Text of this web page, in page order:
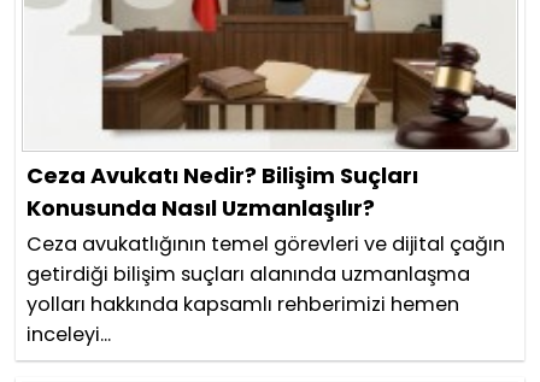
Ceza Avukatı Nedir? Bilişim Suçları
Konusunda Nasıl Uzmanlaşılır?
Ceza avukatlığının temel görevleri ve dijital çağın
getirdiği bilişim suçları alanında uzmanlaşma
yolları hakkında kapsamlı rehberimizi hemen
inceleyi...